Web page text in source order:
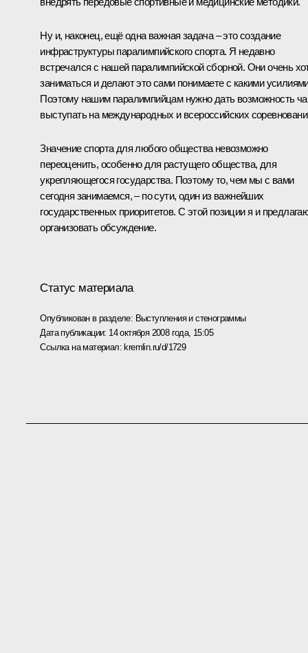
Ну и, наконец, ещё одна важная задача – это создание
инфраструктуры паралимпийского спорта. Я недавно
встречался с нашей паралимпийской сборной. Они очень
заниматься и делают это сами понимаете с какими
Поэтому нашим паралимпийцам нужно дать возможность
выступать на международных и всероссийских
Значение спорта для любого общества невозможно
переоценить, особенно для растущего общества, для
укрепляющегося государства. Поэтому то, чем мы с вами
сегодня занимаемся, – по сути, один из важнейших
государственных приоритетов. С этой позиции я и
организовать обсуждение.
Статус материала
Опубликован в разделе: Выступления и стенограммы
Дата публикации: 14 октября 2008 года, 15:05
Ссылка на материал:kremlin.ru/d/1729